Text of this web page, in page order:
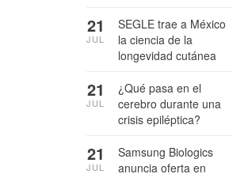
SEGLE trae a México
la ciencia de la
longevidad cutánea
21
JUL
¿Qué pasa en el
cerebro durante una
crisis epiléptica?
21
JUL
Samsung Biologics
anuncia oferta en
21
JUL